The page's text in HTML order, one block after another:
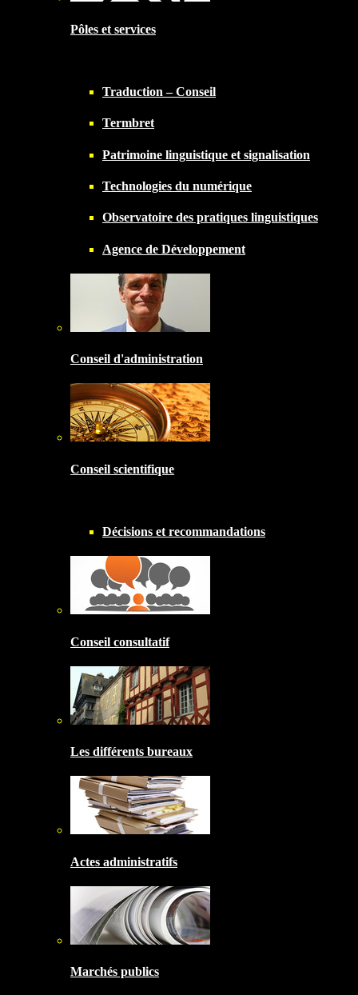
Pôles et services
Traduction – Conseil
Termbret
Patrimoine linguistique et signalisation
Technologies du numérique
Observatoire des pratiques linguistiques
Agence de Développement
Conseil d'administration
Conseil scientifique
Décisions et recommandations
Conseil consultatif
Les différents bureaux
Actes administratifs
Marchés publics